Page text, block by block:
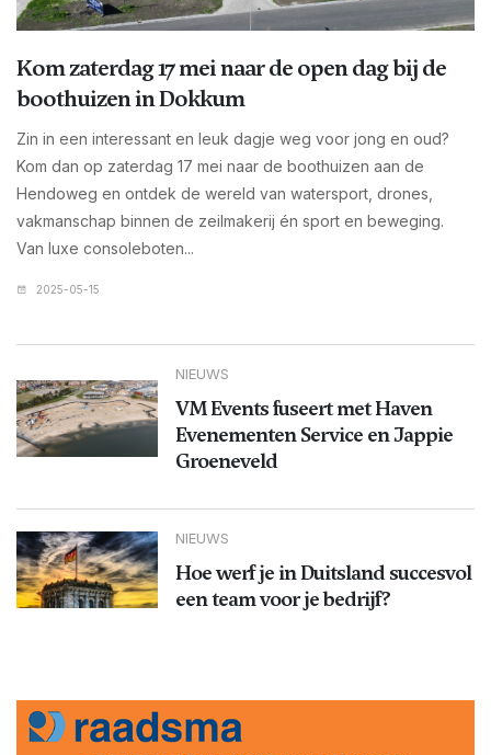
Kom zaterdag 17 mei naar de open dag bij de
boothuizen in Dokkum
Zin in een interessant en leuk dagje weg voor jong en oud?
Kom dan op zaterdag 17 mei naar de boothuizen aan de
Hendoweg en ontdek de wereld van watersport, drones,
vakmanschap binnen de zeilmakerij én sport en beweging.
Van luxe consoleboten...
2025-05-15
NIEUWS
VM Events fuseert met Haven
Evenementen Service en Jappie
Groeneveld
NIEUWS
Hoe werf je in Duitsland succesvol
een team voor je bedrijf?